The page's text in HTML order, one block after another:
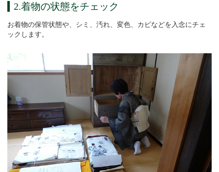
2.着物の状態をチェック
お着物の保管状態や、シミ、汚れ、変色、カビなどを入念にチェ
ックします。